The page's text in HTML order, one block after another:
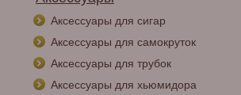
Аксессуары для сигар
Аксессуары для самокруток
Аксессуары для трубок
Аксессуары для хьюмидора